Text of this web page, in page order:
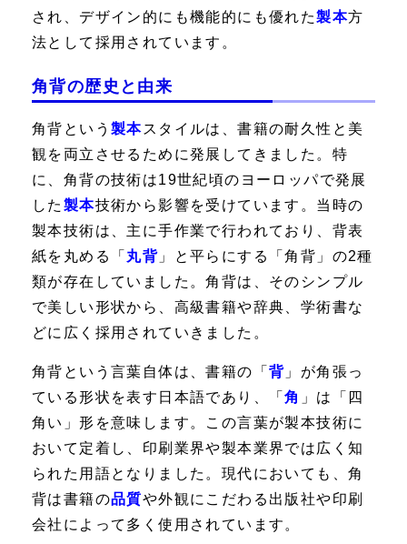
され、デザイン的にも機能的にも優れた製本方
法として採用されています。
角背の歴史と由来
角背という 製本スタイルは、書籍の耐久性と美
観を両立させるために発展してきました。特
に、角背の技術は19世紀頃のヨーロッパで発展
した 製本技術から影響を受けています。当時の
製本技術は、主に手作業で行われており、背表
紙を丸める「 丸背 」と平らにする「角背」の2種
類が存在していました。角背は、そのシンプル
で美しい形状から、高級書籍や辞典、学術書な
どに広く採用されていきました。
角背という言葉自体は、書籍の「 背 」が角張っ
ている形状を表す日本語であり、「角 」は「四
角い」形を意味します。この言葉が製本技術に
おいて定着し、印刷業界や製本業界では広く知
られた用語となりました。現代においても、角
背は書籍の品質や外観にこだわる出版社や印刷
会社によって多く使用されています。